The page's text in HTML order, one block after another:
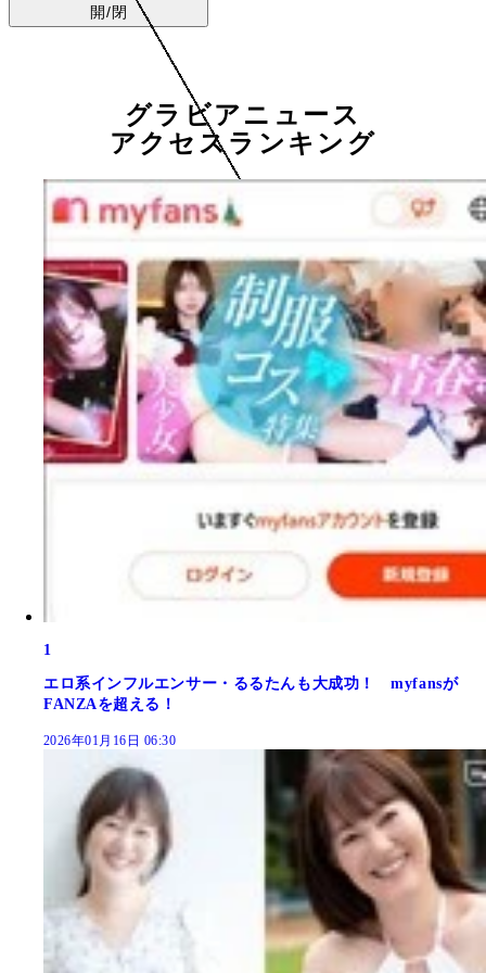
開/閉
グラビアニュース
アクセスランキング
1
エロ系インフルエンサー・るるたんも大成功！ myfansが
FANZAを超える！
2026年01月16日 06:30